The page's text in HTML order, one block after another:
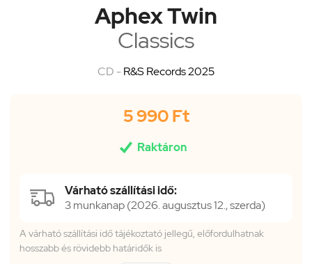
Aphex Twin
Classics
CD -R&S Records 2025
5 990 Ft
 Raktáron
Várható szállítási idő:
3 munkanap (2026. augusztus 12., szerda)
A várható szállítási idő tájékoztató jellegű, előfordulhatnak
hosszabb és rövidebb határidők is